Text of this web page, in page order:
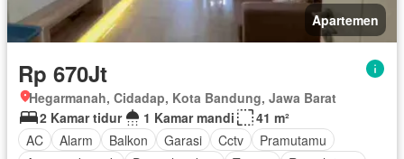
Apartemen
Rp 670Jt
Hegarmanah, Cidadap, Kota Bandung, Jawa Barat
2 Kamar tidur
1 Kamar mandi
41 m²
AC
Alarm Balkon Garasi Cctv
Pramutamu